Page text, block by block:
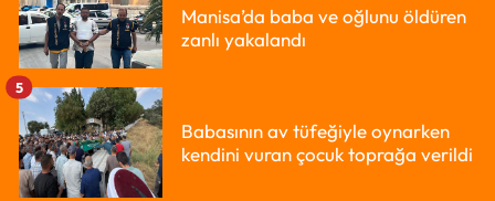
Manisa’da baba ve oğlunu öldüren
zanlı yakalandı
Babasının av tüfeğiyle oynarken
kendini vuran çocuk toprağa verildi
5